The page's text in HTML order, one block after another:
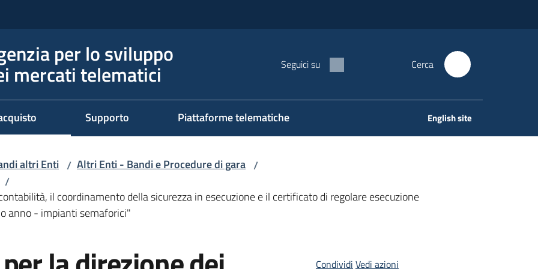
per lo sviluppo
mercati telematici Seguici su Cerca
Supporto Piattaforme telematiche English site
altri Enti / Altri Enti - Bandi e Procedure di gara /
/
il coordinamento della sicurezza in esecuzione e il certificato di regolare esecuzione
anno - impianti semaforici"
Condividi Vedi azioni